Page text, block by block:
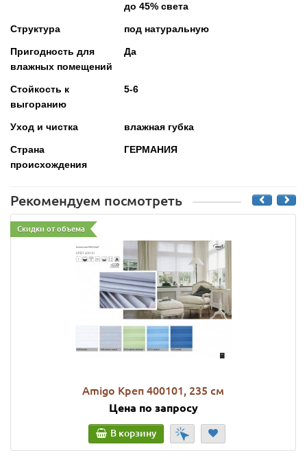
до 45% света
Структура под натуральную
Пригодность для
влажных помещений
Да
Стойкость к
выгоранию
5-6
Уход и чистка влажная губка
Страна
происхождения
ГЕРМАНИЯ
Рекомендуем посмотреть
Скидки от объема
Amigo Креп 400101, 235 см
Цена по запросу
В корзину